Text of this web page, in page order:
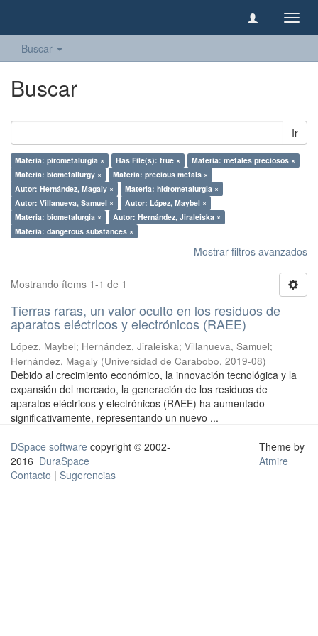
Buscar
Buscar
Ir
Materia: pirometalurgia × Has File(s): true ×
Materia: metales preciosos ×
Materia: biometallurgy ×
Materia: precious metals ×
Autor: Hernández, Magaly ×
Materia: hidrometalurgia ×
Autor: Villanueva, Samuel ×
Autor: López, Maybel ×
Materia: biometalurgia ×
Autor: Hernández, Jiraleiska ×
Materia: dangerous substances ×
Mostrar filtros avanzados
Mostrando ítems 1-1 de 1
Tierras raras, un valor oculto en los residuos de
aparatos eléctricos y electrónicos (RAEE)
López, Maybel; Hernández, Jiraleiska; Villanueva, Samuel;
Hernández, Magaly (Universidad de Carabobo, 2019-08)
Debido al crecimiento económico, la innovación tecnológica y la
expansión del mercado, la generación de los residuos de
aparatos eléctricos y electrónicos (RAEE) ha aumentado
significativamente, representando un nuevo ...
DSpace software copyright © 2002-
2016 DuraSpace
Contacto | Sugerencias
Theme by
Atmire